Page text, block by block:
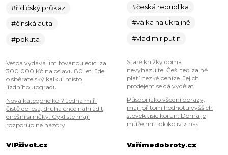
#řidičský průkaz
#čínská auta
#pokuta
Vespa vydává limitovanou edici za
300 000 Kč na oslavu 80 let. Jde
o sběratelský kalkul místo
jízdního upgradu
Nová kategorie kol? Jedna míří
čistě do lesa, druhá chce nahradit
dnešní silničky. Cyklisté mají
rozporuplné názory
#česká republika
#válka na ukrajině
#vladimir putin
Staré knížky doma
nevyhazujte. Češi teď za ně
platí hezké peníze. Jejich
prodejem se dá vydělat
Působí jako všední obrazy,
mají přitom hodnotu vyšších
stovek tisíc korun. Doma je
může mít kdokoliv z nás
VIPživot.cz
Vařímedobroty.cz